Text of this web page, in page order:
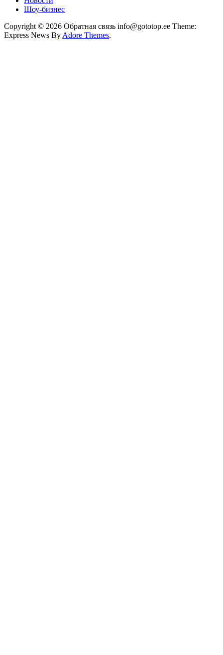
Шоу-бизнес
Copyright © 2026 Обратная связь info@gototop.ee Theme:
Express News By Adore Themes.